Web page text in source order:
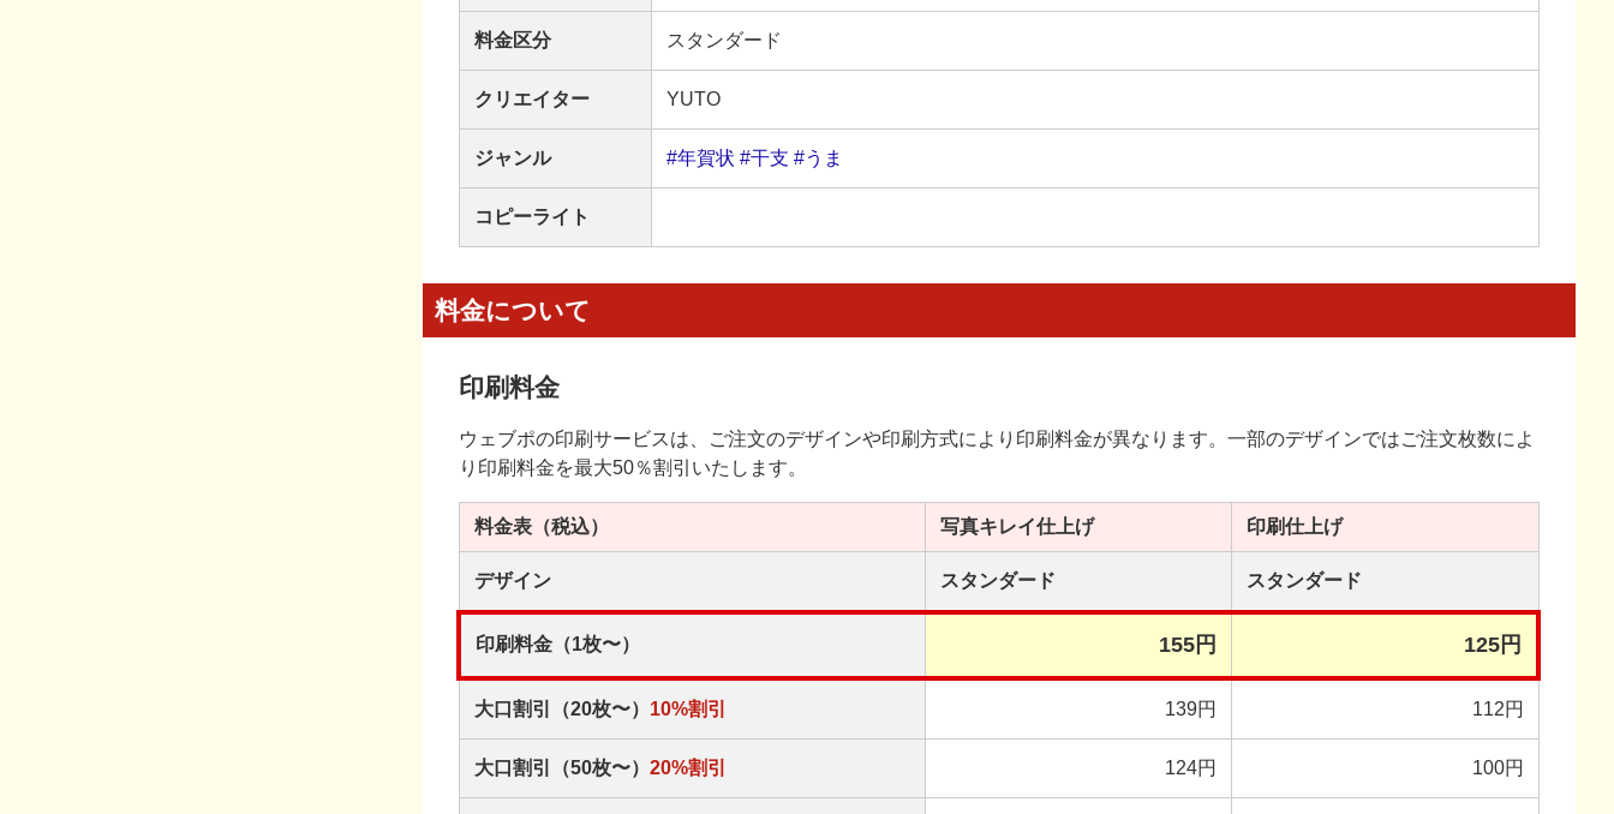
料金区分 スタンダード
クリエイター YUTO
ジャンル #年賀状 #干支 #うま
コピーライト
料金について
印刷料金
ウェブポの印刷サービスは、ご注文のデザインや印刷方式により印刷料金が異なります。一部のデザインではご注文枚数によ
り印刷料金を最大50％割引いたします。
料金表 （税込） 写真キレイ仕上げ 印刷仕上げ
デザイン スタンダード スタンダード
印刷料金（1枚〜） 155円 125円
大口割引（20枚〜） 10%割引 139円 112円
大口割引（50枚〜） 20%割引 124円 100円